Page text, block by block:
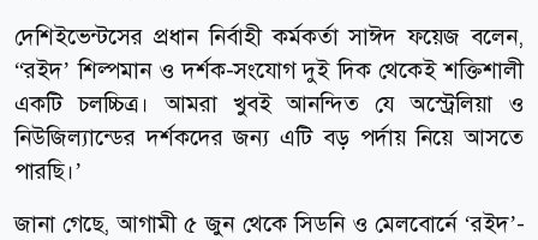
দেশিইভেন্টসের প্রধান নির্বাহী কর্মকর্তা সাঈদ ফয়েজ বলেন,
“রইদ’ শিল্পমান ও দর্শক-সংযোগ দুই দিক থেকেই শক্তিশালী
একটি চলচ্চিত্র। আমরা খুবই আনন্দিত যে অস্ট্রেলিয়া ও
নিউজিল্যান্ডের দর্শকদের জন্য এটি বড় পর্দায় নিয়ে আসতে
পারছি।’
জানা গেছে, আগামী ৫ জুন থেকে সিডনি ও মেলবোর্নে ‘রইদ’-